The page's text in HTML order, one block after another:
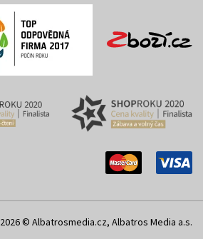
2026 © Albatrosmedia.cz, Albatros Media a.s.